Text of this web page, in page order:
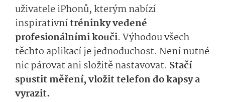
uživatele iPhonů, kterým nabízí
inspirativnítréninky vedené
profesionálními kouči. Výhodou všech
těchto aplikací je jednoduchost. Není nutné
nic párovat ani složitě nastavovat. Stačí
spustit měření, vložit telefon do kapsy a
vyrazit.